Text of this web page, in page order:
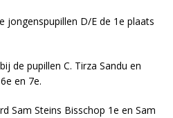
jongenspupillen D/E de 1e plaats
de pupillen C. Tirza Sandu en
en 7e.
Sam Steins Bisschop 1e en Sam